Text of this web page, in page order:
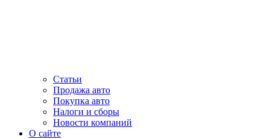
Статьи
Продажа авто
Покупка авто
Налоги и сборы
Новости компаний
О сайте